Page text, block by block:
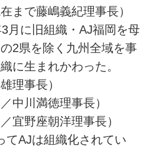
まで藤嶋義紀理事長）
月に旧組織・AJ福岡を母
2県を除く九州全域を事
に生まれかわった。
理事長）
中川満徳理事長）
宜野座朝洋理事長）
AJは組織化されてい